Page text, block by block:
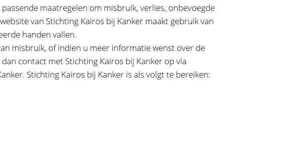
maatregelen om misbruik, verlies, onbevoegde
van Stichting Kairos bij Kanker maakt gebruik van
handen vallen.
misbruik, of indien u meer informatie wenst over de
contact met Stichting Kairos bij Kanker op via
Stichting Kairos bij Kanker is als volgt te bereiken: